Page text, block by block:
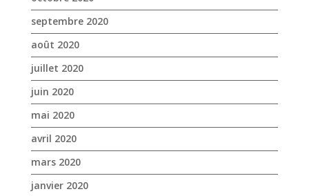
juin 2020
mai 2020
avril 2020
mars 2020
janvier 2020
décembre 2019
novembre 2019
octobre 2019